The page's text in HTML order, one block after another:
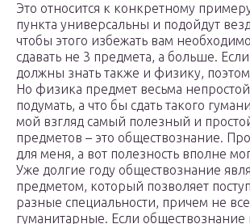
Это относится к конкретному
пункта универсальны и подойдут
чтобы этого избежать вам
сдавать не 3 предмета, а больше.
должны знать также и физику,
Но физика предмет весьма
подумать, а что бы сдать такого
мой взгляд самый полезный и
предметов – это обществознание.
для меня, а вот полезность вполне
Уже долгие году обществознание
предметом, который позволяет
разные специальности, причем не
гуманитарные. Если обществознание